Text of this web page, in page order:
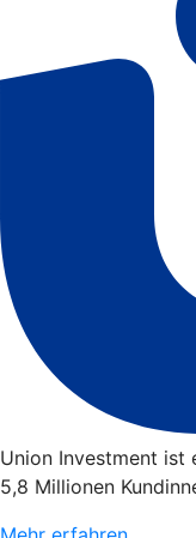
Union Investment ist
5,8 Millionen